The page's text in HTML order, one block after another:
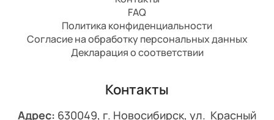
FAQ
Политика конфиденциальности
Согласие на обработку персональных данных
Декларация о соответствии
Контакты
Адрес: 630049, г. Новосибирск, ул. Красный